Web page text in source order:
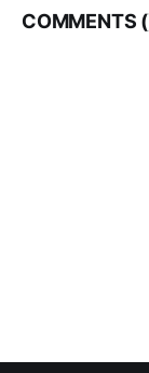
COMMENTS (